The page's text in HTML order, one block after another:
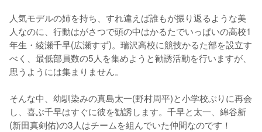
人気モデルの姉を持ち、すれ違えば誰もが振り返るような美
人なのに、行動はがさつで頭の中はかるたでいっぱいの高校1
年生・綾瀬千早(広瀬すず)。瑞沢高校に競技かるた部を設立す
べく、最低部員数の5人を集めようと勧誘活動を行いますが、
思うようには集まりません。
そんな中、幼馴染みの真島太一(野村周平)と小学校ぶりに再会
し、喜ぶ千早はすぐに彼を勧誘します。千早と太一、綿谷新
(新田真剣佑)の3人はチームを組んでいた仲間なのです！